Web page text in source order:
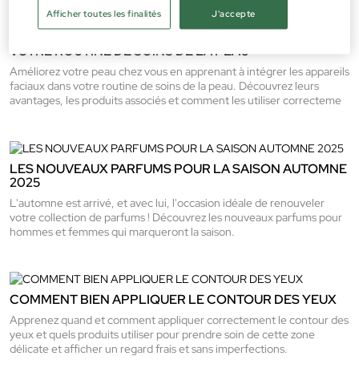
VOTRE ROUTINE DE SOINS DE LA PEAU
Améliorez votre peau chez vous en apprenant à intégrer les appareils
faciaux dans votre routine de soins de la peau. Découvrez leurs
avantages, les produits associés et comment les utiliser correcteme
LES NOUVEAUX PARFUMS POUR LA SAISON AUTOMNE
2025
L'automne est arrivé, et avec lui, l'occasion idéale de renouveler
votre collection de parfums ! Découvrez les nouveaux parfums pour
hommes et femmes qui marqueront la saison.
COMMENT BIEN APPLIQUER LE CONTOUR DES YEUX
Apprenez quand et comment appliquer correctement le contour des
yeux et quels produits utiliser pour prendre soin de cette zone
délicate et afficher un regard frais et sans imperfections.
J'accepte
Afficher toutes les finalités